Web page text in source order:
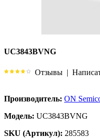
UC3843BVNG
Отзывы |
Производитель: ON
Модель: UC3843BVNG
SKU (Артикул): 285583